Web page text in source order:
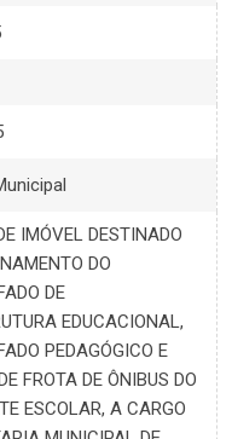
IMÓVEL DESTINADO
DO
DE
EDUCACIONAL,
PEDAGÓGICO E
FROTA DE ÔNIBUS DO
ESCOLAR, A CARGO